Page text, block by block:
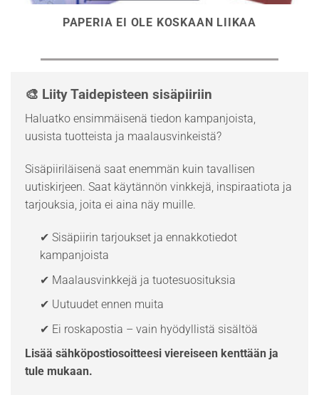
PAPERIA EI OLE KOSKAAN LIIKAA
🎨 Liity Taidepisteen sisäpiiriin
Haluatko ensimmäisenä tiedon kampanjoista,
uusista tuotteista ja maalausvinkeistä?
Sisäpiiriläisenä saat enemmän kuin tavallisen
uutiskirjeen. Saat käytännön vinkkejä, inspiraatiota ja
tarjouksia, joita ei aina näy muille.
✔ Sisäpiirin tarjoukset ja ennakkotiedot
kampanjoista
✔ Maalausvinkkejä ja tuotesuosituksia
✔ Uutuudet ennen muita
✔ Ei roskapostia – vain hyödyllistä sisältöä
Lisää sähköpostiosoitteesi viereiseen kenttään ja
tule mukaan.